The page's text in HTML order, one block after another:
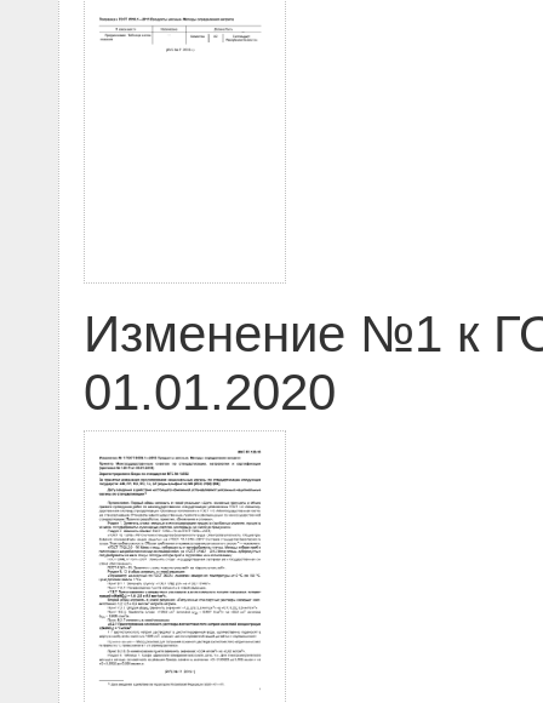
Изменение №1 к
01.01.2020